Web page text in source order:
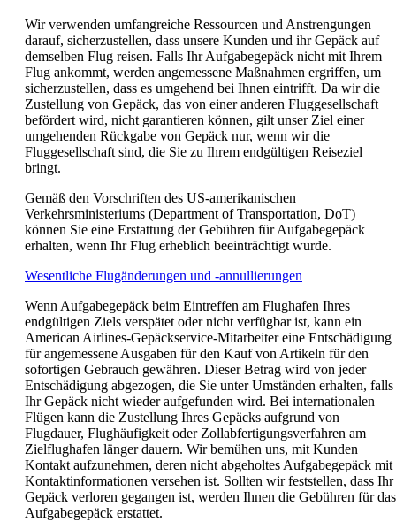
be
expanded
Wir verwenden umfangreiche Ressourcen und Anstrengungen
darauf, sicherzustellen, dass unsere Kunden und ihr Gepäck auf
demselben Flug reisen. Falls Ihr Aufgabegepäck nicht mit Ihrem
Flug ankommt, werden angemessene Maßnahmen ergriffen, um
sicherzustellen, dass es umgehend bei Ihnen eintrifft. Da wir die
Zustellung von Gepäck, das von einer anderen Fluggesellschaft
befördert wird, nicht garantieren können, gilt unser Ziel einer
umgehenden Rückgabe von Gepäck nur, wenn wir die
Fluggesellschaft sind, die Sie zu Ihrem endgültigen Reiseziel
bringt.
Gemäß den Vorschriften des US-amerikanischen
Verkehrsministeriums (Department of Transportation, DoT)
können Sie eine Erstattung der Gebühren für Aufgabegepäck
erhalten, wenn Ihr Flug erheblich beeinträchtigt wurde.
Wesentliche Flugänderungen und -annullierungen
andere
Website
in
einem
neuen
Fenster,
die
möglicherweise
nicht
den
Richtlinien
für
Barrierefreiheit
Wenn Aufgabegepäck beim Eintreffen am Flughafen Ihres
endgültigen Ziels verspätet oder nicht verfügbar ist, kann ein
American Airlines-Gepäckservice-Mitarbeiter eine Entschädigung
für angemessene Ausgaben für den Kauf von Artikeln für den
sofortigen Gebrauch gewähren. Dieser Betrag wird von jeder
Entschädigung abgezogen, die Sie unter Umständen erhalten, falls
Ihr Gepäck nicht wieder aufgefunden wird. Bei internationalen
Flügen kann die Zustellung Ihres Gepäcks aufgrund von
Flugdauer, Flughäufigkeit oder Zollabfertigungsverfahren am
Zielflughafen länger dauern. Wir bemühen uns, mit Kunden
Kontakt aufzunehmen, deren nicht abgeholtes Aufgabegepäck mit
Kontaktinformationen versehen ist. Sollten wir feststellen, dass Ihr
Gepäck verloren gegangen ist, werden Ihnen die Gebühren für das
Aufgabegepäck erstattet.